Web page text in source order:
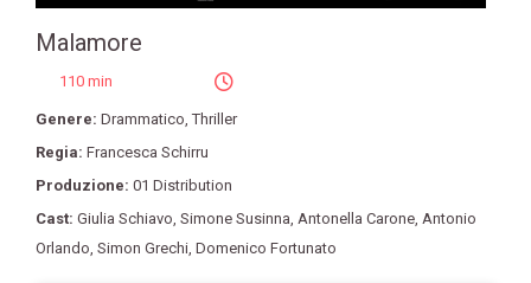
Malamore
110 min
Genere: Drammatico,Thriller
Regia: Francesca Schirru
Produzione: 01 Distribution
Cast: Giulia Schiavo, Simone Susinna, Antonella Carone, Antonio
Orlando, Simon Grechi, Domenico Fortunato